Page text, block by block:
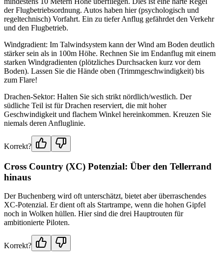
der Flugbetriebsordnung. Autos haben hier (psychologisch und
regeltechnisch) Vorfahrt. Ein zu tiefer Anflug gefährdet den Verkehr
und den Flugbetrieb.
Windgradient: Im Talwindsystem kann der Wind am Boden deutlich
stärker sein als in 100m Höhe. Rechnen Sie im Endanflug mit einem
starken Windgradienten (plötzliches Durchsacken kurz vor dem
Boden). Lassen Sie die Hände oben (Trimmgeschwindigkeit) bis
zum Flare!
Drachen-Sektor: Halten Sie sich strikt nördlich/westlich. Der
südliche Teil ist für Drachen reserviert, die mit hoher
Geschwindigkeit und flachem Winkel hereinkommen. Kreuzen Sie
niemals deren Anfluglinie.
Korrekt?
Cross Country (XC) Potenzial: Über den Tellerrand
hinaus
Der Buchenberg wird oft unterschätzt, bietet aber überraschendes
XC-Potenzial. Er dient oft als Startrampe, wenn die hohen Gipfel
noch in Wolken hüllen. Hier sind die drei Hauptrouten für
ambitionierte Piloten.
Korrekt?